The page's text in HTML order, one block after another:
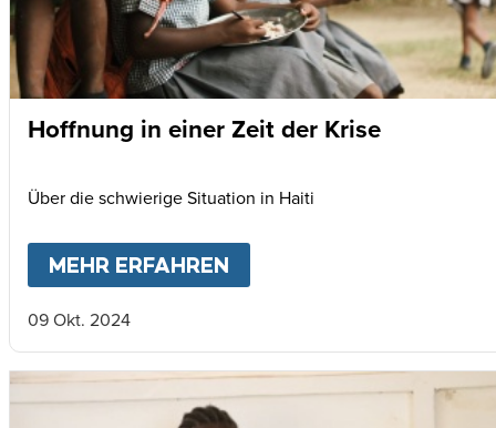
Hoffnung in einer Zeit der Krise
Über die schwierige Situation in Haiti
MEHR ERFAHREN
09 Okt. 2024